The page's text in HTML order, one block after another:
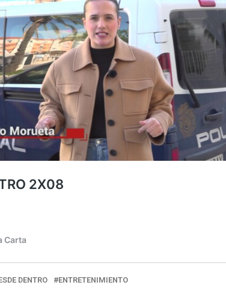
DENTRO ENTRETENIMIENTO